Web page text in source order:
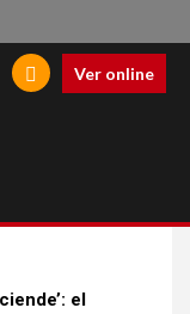
Ver online
el